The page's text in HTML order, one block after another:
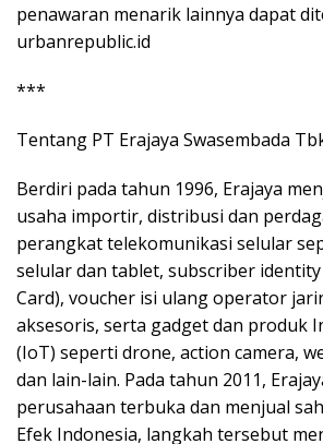
penawaran menarik lainnya dapat
urbanrepublic.id
***
Tentang PT Erajaya Swasembada
Berdiri pada tahun 1996, Erajaya
usaha importir, distribusi dan
perangkat telekomunikasi selular
selular dan tablet, subscriber identity
Card), voucher isi ulang operator
aksesoris, serta gadget dan produk
(IoT) seperti drone, action camera,
dan lain-lain. Pada tahun 2011,
perusahaan terbuka dan menjual
Efek Indonesia, langkah tersebut